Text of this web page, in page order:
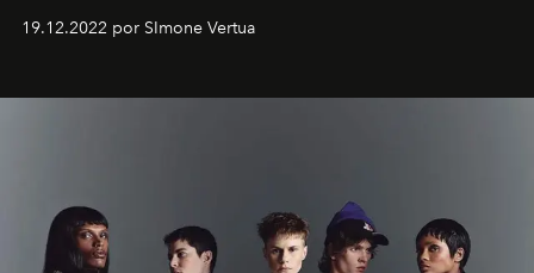
19.12.2022 por SImone Vertua